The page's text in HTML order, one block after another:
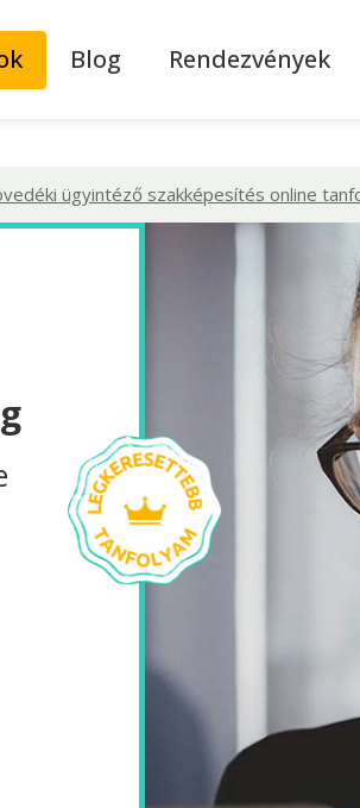
Blog Rendezvények
ügyintéző szakképesítés online